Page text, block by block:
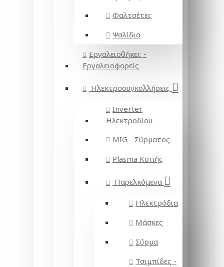
Φαλτσέτες
Ψαλίδια
Εργαλειοθήκες -
Εργαλειοφορείς
Ηλεκτροσυγκολλήσεις
Inverter
Ηλεκτροδίου
MIG - Σύρματος
Plasma Κοπής
Παρελκόμενα
Ηλεκτρόδια
Μάσκες
Σύρμα
Τσιμπίδες -